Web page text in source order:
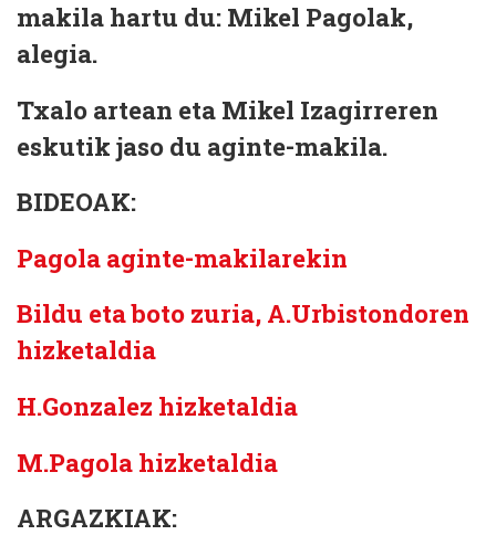
makila hartu du: Mikel Pagolak,
alegia.
Txalo artean eta Mikel Izagirreren
eskutik jaso du aginte-makila.
BIDEOAK:
Pagola aginte-makilarekin
Bildu eta boto zuria, A.Urbistondoren
hizketaldia
H.Gonzalez hizketaldia
M.Pagola hizketaldia
ARGAZKIAK: